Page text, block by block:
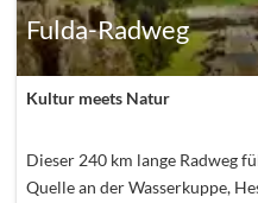
Fulda-Radweg
Kultur meets Natur
Dieser 240 km lange Radweg
Quelle an der Wasserkuppe,